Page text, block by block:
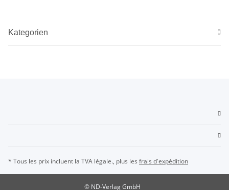
Kategorien
* Tous les prix incluent la TVA légale., plus les frais d'expédition
© ND-Verlag GmbH